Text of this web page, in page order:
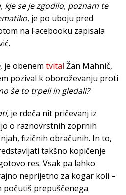
kje se je zgodilo, poznam te
, je po uboju pred
na Facebooku zapisala
, je obenem tvital Žan Mahnič,
pozival k oboroževanju proti
še to trpeli in gledali?
je rdeča nit pričevanj iz
o raznovrstnih zoprnih
fizičnih obračunih. In to,
takšno kopičenje
res. Vsak pa lahko
neprijetno za kogar koli –
počutiš prepuščenega